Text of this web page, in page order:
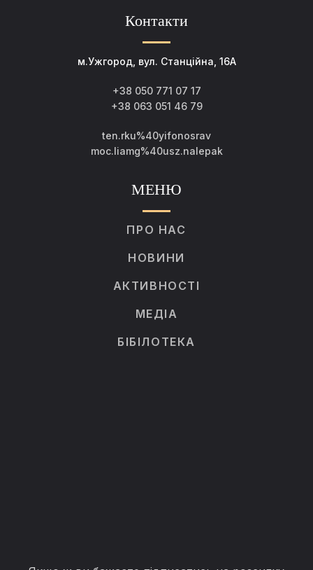
Контакти
м.Ужгород, вул. Станційна, 16А
+38 050 771 07 17
+38 063 051 46 79
ten.rku%40yifonosrav
moc.liamg%40usz.nalepak
МЕНЮ
ПРО НАС
НОВИНИ
АКТИВНОСТІ
МЕДІА
БІБІЛОТЕКА